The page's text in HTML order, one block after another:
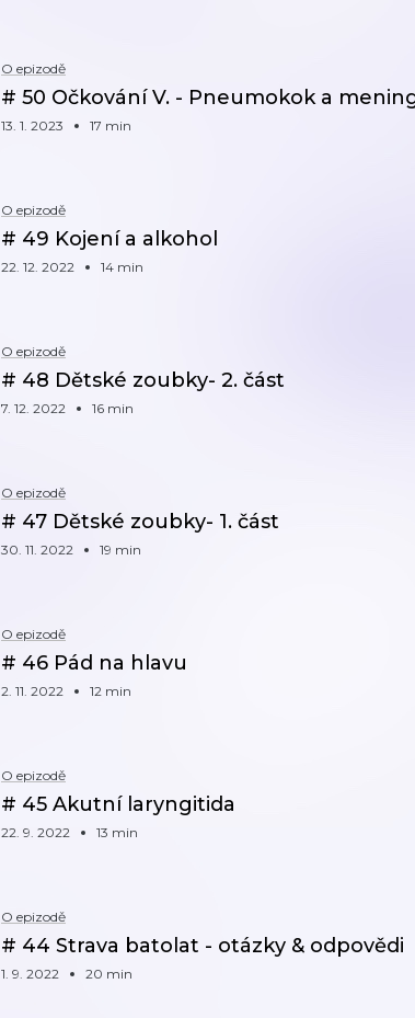
O epizodě
# 50 Očkování V. - Pneumokok a
13. 1. 2023 17 min
O epizodě
# 49 Kojení a alkohol
22. 12. 2022 14 min
O epizodě
# 48 Dětské zoubky- 2. část
7. 12. 2022 16 min
O epizodě
# 47 Dětské zoubky- 1. část
30. 11. 2022 19 min
O epizodě
# 46 Pád na hlavu
2. 11. 2022 12 min
O epizodě
# 45 Akutní laryngitida
22. 9. 2022 13 min
O epizodě
# 44 Strava batolat - otázky & odpovědi
1. 9. 2022 20 min